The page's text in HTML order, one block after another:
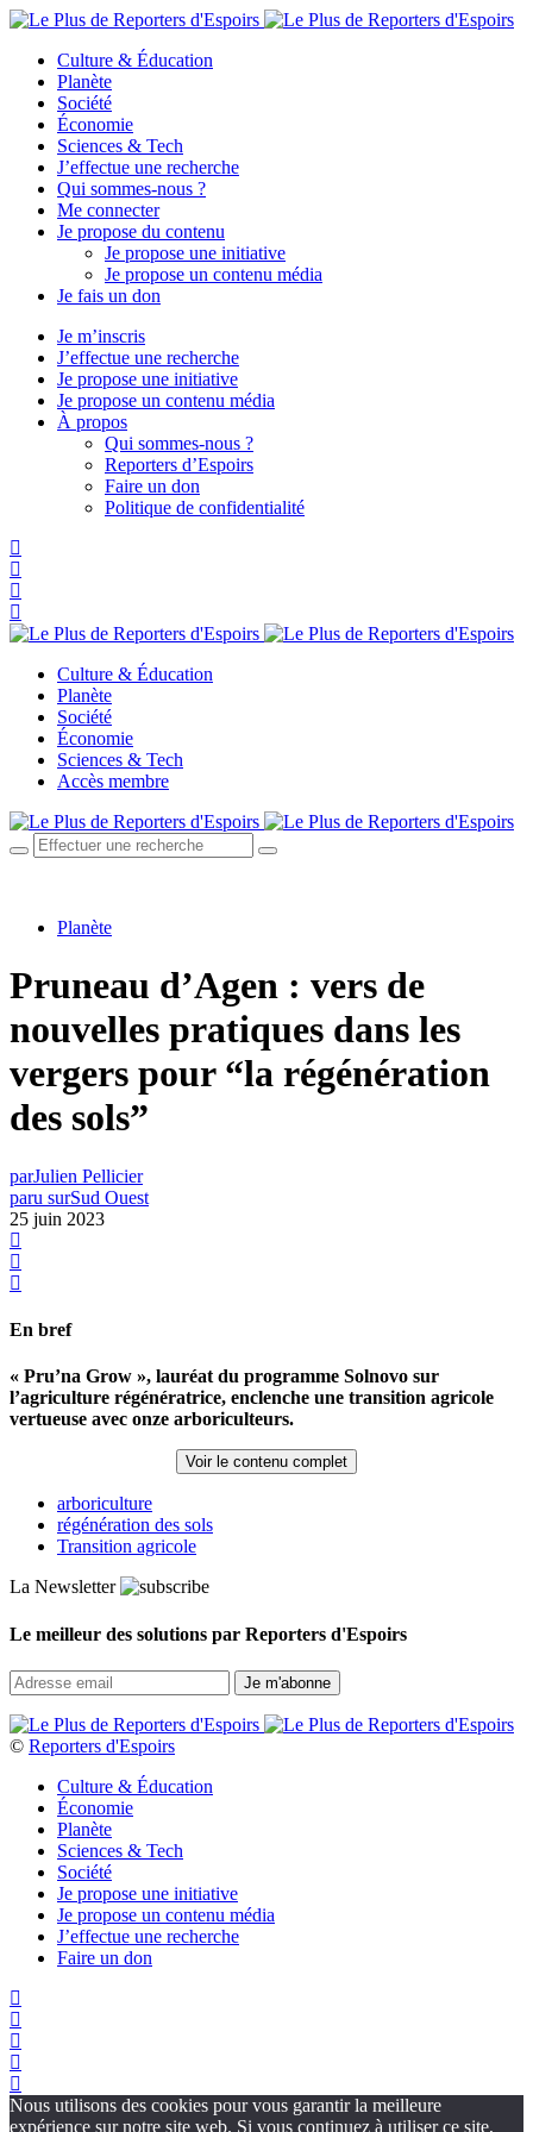
Culture & Éducation
Planète
Société
Économie
Sciences & Tech
J’effectue une recherche
Qui sommes-nous ?
Me connecter
Je propose du contenu
Je propose une initiative
Je propose un contenu média
Je fais un don
Je m’inscris
J’effectue une recherche
Je propose une initiative
Je propose un contenu média
À propos
Qui sommes-nous ?
Reporters d’Espoirs
Faire un don
Politique de confidentialité
Culture & Éducation
Planète
Société
Économie
Sciences & Tech
Accès membre
Planète
Pruneau d’Agen : vers de
nouvelles pratiques dans les
vergers pour “la régénération
des sols”
parJulien Pellicier
paru surSud Ouest
25 juin 2023
En bref
« Pru’na Grow », lauréat du programme Solnovo sur
l’agriculture régénératrice, enclenche une transition agricole
vertueuse avec onze arboriculteurs.
Voir le contenu complet
arboriculture
régénération des sols
Transition agricole
La Newsletter
Le meilleur des solutions par Reporters d'Espoirs
© Reporters d'Espoirs
Culture & Éducation
Économie
Planète
Sciences & Tech
Société
Je propose une initiative
Je propose un contenu média
J’effectue une recherche
Faire un don
Nous utilisons des cookies pour vous garantir la meilleure
expérience sur notre site web. Si vous continuez à utiliser ce site,